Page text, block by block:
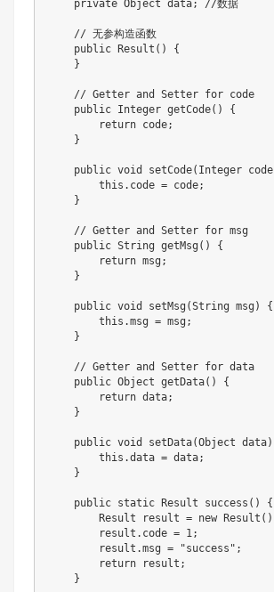
private Object data; //数据
// 无参构造函数
public Result ( )
{
}
// Getter and Setter for code
public Integer getCode( )
{
return code;
}
public void setCode( Integer code
this . code = code;
}
// Getter and Setter for msg
public String getMsg ( )
{
return msg ;
}
public void setMsg (String msg )
{
this .msg = msg ;
}
// Getter and Setter for data
public Object getData( )
{
return data;
}
public void setData(Object data)
this .data = data;
}
public static Result success ( )
{
Result result = new Result ( )
        result
. code = 1 ;
        result
.msg = "success" ;
return result ;
}